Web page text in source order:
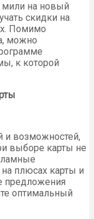
мили на новый
скидки на
Помимо
можно
к которой
возможностей,
выборе карты не
плюсах карты и
предложения
оптимальный